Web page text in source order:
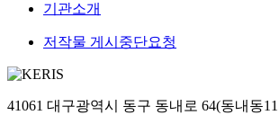
기관소개
저작물 게시중단요청
41061 대구광역시 동구 동내로 64(동내동